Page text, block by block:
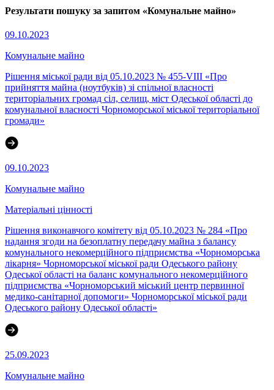
Результати пошуку за запитом «Комунальне майно»
09.10.2023
Комунальне майно
Рішення міської ради від 05.10.2023 № 455-VIII «Про
прийняття майна (ноутбуків) зі спільної власності
територіальних громад сіл, селищ, міст Одеської області до
комунальної власності Чорноморської міської територіальної
громади»
09.10.2023
Комунальне майно
Матеріальні цінності
Рішення виконавчого комітету від 05.10.2023 № 284 «Про
надання згоди на безоплатну передачу майна з балансу
комунального некомерційного підприємства «Чорноморська
лікарня» Чорноморської міської ради Одеського району
Одеської області на баланс комунального некомерційного
підприємства «Чорноморський міський центр первинної
медико-санітарної допомоги» Чорноморської міської ради
Одеського району Одеської області»
25.09.2023
Комунальне майно